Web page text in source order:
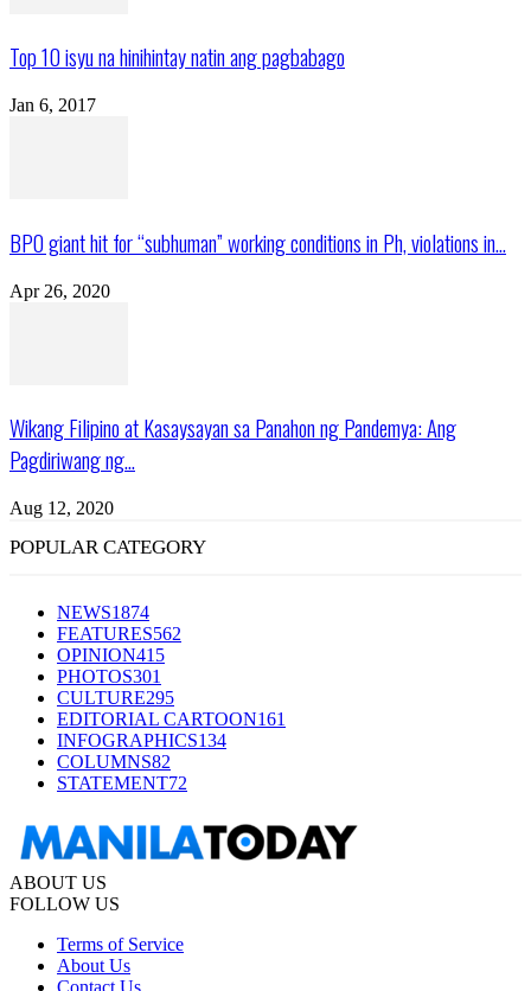
Top 10 isyu na hinihintay natin ang pagbabago
Jan 6, 2017
BPO giant hit for “subhuman” working conditions in Ph, violations in...
Apr 26, 2020
Wikang Filipino at Kasaysayan sa Panahon ng Pandemya: Ang
Pagdiriwang ng...
Aug 12, 2020
POPULAR CATEGORY
NEWS1874
FEATURES562
OPINION415
PHOTOS301
CULTURE295
EDITORIAL CARTOON161
INFOGRAPHICS134
COLUMNS82
STATEMENT72
ABOUT US
FOLLOW US
Terms of Service
About Us
Contact Us